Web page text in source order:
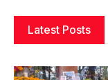
Latest Posts